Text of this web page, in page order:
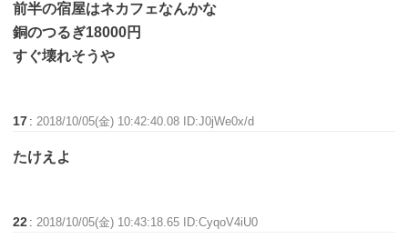
前半の宿屋はネカフェなんかな
銅のつるぎ18000円
すぐ壊れそうや
17 :2018/10/05(金) 10:42:40.08 ID:J0jWe0x/d
たけえよ
22 :2018/10/05(金) 10:43:18.65 ID:CyqoV4iU0